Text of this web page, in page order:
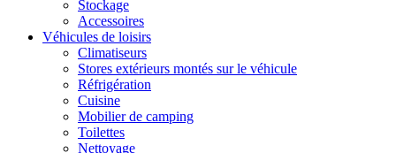
Stockage
Accessoires
Véhicules de loisirs
Climatiseurs
Stores extérieurs montés sur le véhicule
Réfrigération
Cuisine
Mobilier de camping
Toilettes
Nettoyage